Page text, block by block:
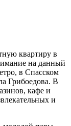
квартиру в
на данный
в Спасском
Грибоедова. В
кафе и
и